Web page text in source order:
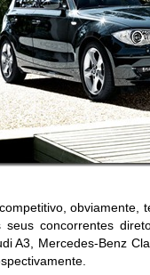
obviamente,
seus concorrentes
A3, Mercedes-Benz